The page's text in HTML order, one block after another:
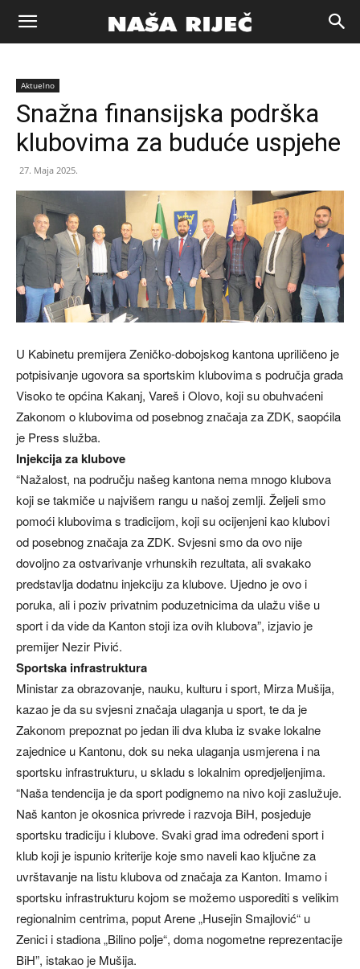
Naša
riječ
Aktuelno
Snažna finansijska podrška
klubovima za buduće uspjehe
27. Maja 2025.
U Kabinetu premijera Zeničko-dobojskog kantona upriličeno je
potpisivanje ugovora sa sportskim klubovima s područja grada
Visoko te općina Kakanj, Vareš i Olovo, koji su obuhvaćeni
Zakonom o klubovima od posebnog značaja za ZDK, saopćila
je Press služba.
Injekcija za klubove
“Nažalost, na području našeg kantona nema mnogo klubova
koji se takmiče u najvišem rangu u našoj zemlji. Željeli smo
pomoći klubovima s tradicijom, koji su ocijenjeni kao klubovi
od posebnog značaja za ZDK. Svjesni smo da ovo nije
dovoljno za ostvarivanje vrhunskih rezultata, ali svakako
predstavlja dodatnu injekciju za klubove. Ujedno je ovo i
poruka, ali i poziv privatnim poduzetnicima da ulažu više u
sport i da vide da Kanton stoji iza ovih klubova”, izjavio je
premijer Nezir Pivić.
Sportska infrastruktura
Ministar za obrazovanje, nauku, kulturu i sport, Mirza Mušija,
kazao je da su svjesni značaja ulaganja u sport, te da je
Zakonom prepoznat po jedan ili dva kluba iz svake lokalne
zajednice u Kantonu, dok su neka ulaganja usmjerena i na
sportsku infrastrukturu, u skladu s lokalnim opredjeljenjima.
“Naša tendencija je da sport podignemo na nivo koji zaslužuje.
Naš kanton je okosnica privrede i razvoja BiH, posjeduje
sportsku tradiciju i klubove. Svaki grad ima određeni sport i
klub koji je ispunio kriterije koje smo naveli kao ključne za
uvrštavanje na listu klubova od značaja za Kanton. Imamo i
sportsku infrastrukturu kojom se možemo usporediti s velikim
regionalnim centrima, poput Arene „Husejin Smajlović“ u
Zenici i stadiona „Bilino polje“, doma nogometne reprezentacije
BiH”, istakao je Mušija.